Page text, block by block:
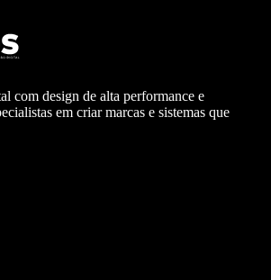
com design de alta performance e
em criar marcas e sistemas que